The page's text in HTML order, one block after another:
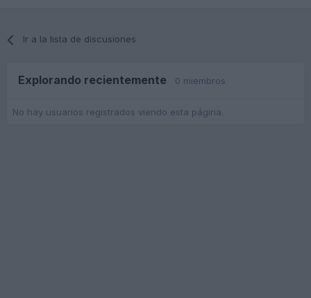
Ir a la lista de discusiones
Explorando recientemente 0 miembros
No hay usuarios registrados viendo esta página.